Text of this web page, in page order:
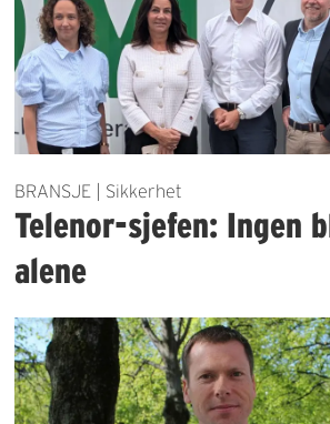
BRANSJE | Sikkerhet
Telenor-sjefen: Ingen
alene